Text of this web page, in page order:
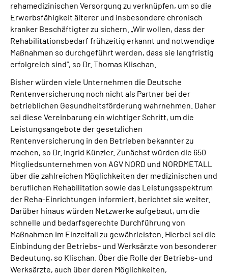
Mein Kundenportal
rehamedizinischen Versorgung zu verknüpfen, um so die
Erwerbsfähigkeit älterer und insbesondere chronisch
kranker Beschäftigter zu sichern. „Wir wollen, dass der
Rehabilitationsbedarf frühzeitig erkannt und notwendige
Maßnahmen so durchgeführt werden, dass sie langfristig
erfolgreich sind“, so Dr. Thomas Klischan.
Bisher würden viele Unternehmen die Deutsche
Rentenversicherung noch nicht als Partner bei der
betrieblichen Gesundheitsförderung wahrnehmen. Daher
sei diese Vereinbarung ein wichtiger Schritt, um die
Leistungsangebote der gesetzlichen
Rentenversicherung in den Betrieben bekannter zu
machen, so Dr. Ingrid Künzler. Zunächst würden die 650
Mitgliedsunternehmen von AGV NORD und NORDMETALL
über die zahlreichen Möglichkeiten der medizinischen und
beruflichen Rehabilitation sowie das Leistungsspektrum
der Reha-Einrichtungen informiert, berichtet sie weiter.
Darüber hinaus würden Netzwerke aufgebaut, um die
schnelle und bedarfsgerechte Durchführung von
Maßnahmen im Einzelfall zu gewährleisten. Hierbei sei die
Einbindung der Betriebs- und Werksärzte von besonderer
Bedeutung, so Klischan. Über die Rolle der Betriebs- und
Werksärzte, auch über deren Möglichkeiten,